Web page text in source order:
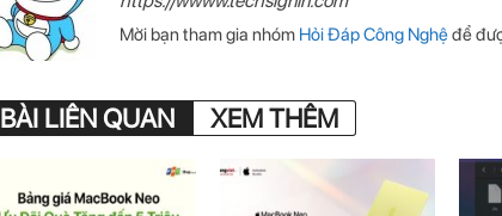
Mời bạn tham gia nhóm Hỏi Đáp Công Nghệđể
BÀI LIÊN QUAN XEM THÊM